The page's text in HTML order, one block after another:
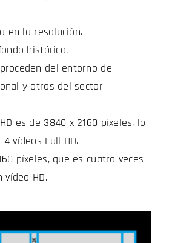
en la resolución.
histórico.
del entorno de
y otros del sector
es de 3840 x 2160 píxeles, lo
vídeos Full HD.
píxeles, que es cuatro veces
HD.